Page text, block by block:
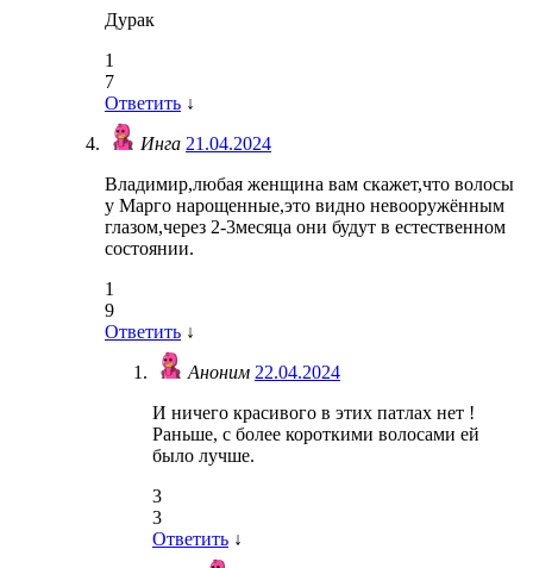
Дурак
1
7
Ответить ↓
Инга 21.04.2024
Владимир,любая женщина вам скажет,что волосы
у Марго нарощенные,это видно невооружённым
глазом,через 2-3месяца они будут в естественном
состоянии.
1
9
Ответить ↓
Аноним 22.04.2024
И ничего красивого в этих патлах нет !
Раньше, с более короткими волосами ей
было лучше.
3
3
Ответить ↓